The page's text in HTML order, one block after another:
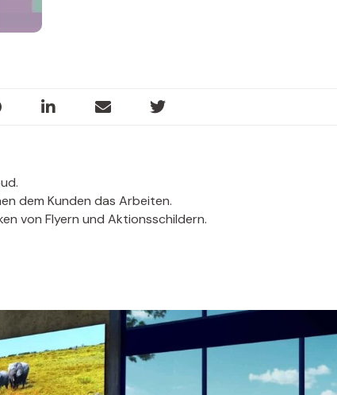
dem Kunden das Arbeiten.
von Flyern und Aktionsschildern.